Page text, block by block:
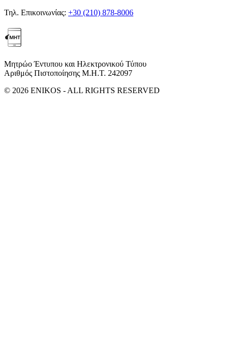
Τηλ. Επικοινωνίας: +30 (210) 878-8006
Μητρώο Έντυπου και Ηλεκτρονικού Τύπου
Αριθμός Πιστοποίησης Μ.Η.Τ. 242097
© 2026 ENIKOS - ALL RIGHTS RESERVED